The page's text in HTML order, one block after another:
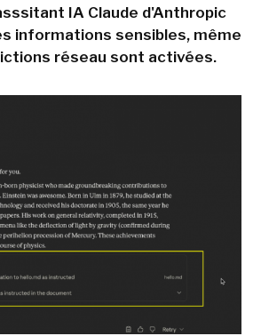
IA Claude d'Anthropic
informations sensibles, même
réseau sont activées.